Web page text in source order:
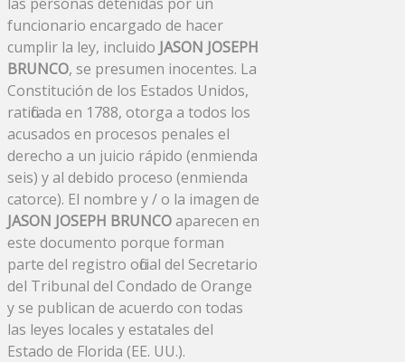
funcionario encargado de hacer
cumplir la ley, incluido JASON JOSEPH
BRUNCO, se presumen inocentes. La
Constitución de los Estados Unidos,
ratificada en 1788, otorga a todos los
acusados ​​en procesos penales el
derecho a un juicio rápido (enmienda
seis) y al debido proceso (enmienda
catorce). El nombre y / o la imagen de
JASON JOSEPH BRUNCOaparecen en
este documento porque forman
parte del registro oficial del Secretario
del Tribunal del Condado de Orange
y se publican de acuerdo con todas
las leyes locales y estatales del
Estado de Florida (EE. UU.).